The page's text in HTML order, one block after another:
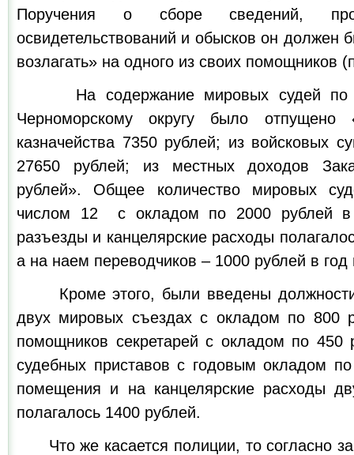
Поручения о сборе сведений,
освидетельствований и обысков он должен
возлагать» на одного из своих помощников
На содержание мировых судей по
Черноморскому округу было отпущено
казначейства 7350 рублей; из войсковых
27650 рублей; из местных доходов
рублей». Общее количество мировых
числом 12 с окладом по 2000 рублей
разъезды и канцелярские расходы
а на наем переводчиков – 1000 рублей в год
Кроме этого, были введены должности
двух мировых съездах с окладом по 800
помощников секретарей с окладом по 450
судебных приставов с годовым окладом
помещения и на канцелярские расходы
полагалось 1400 рублей.
Что же касается полиции, то согласно